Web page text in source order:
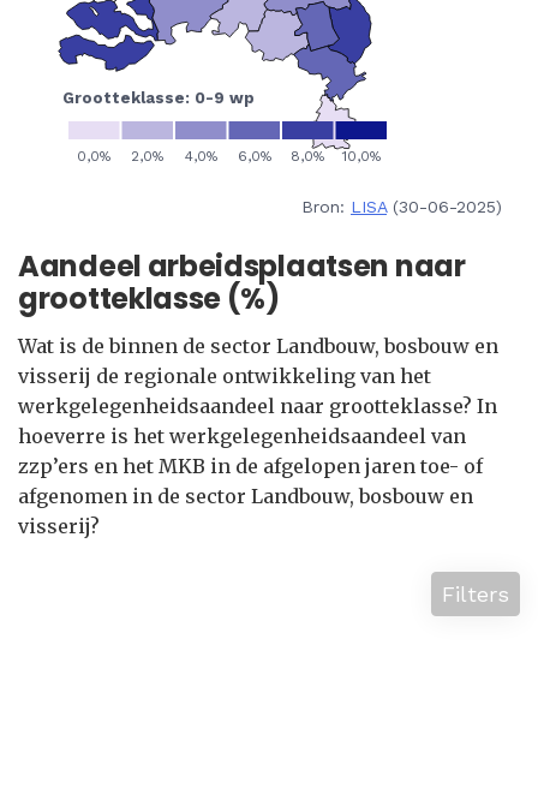
Bron: LISA(30-06-2025)
Aandeel arbeidsplaatsen naar
grootteklasse (%)
Wat is de binnen de sector Landbouw, bosbouw en
visserij de regionale ontwikkeling van het
werkgelegenheidsaandeel naar grootteklasse? In
hoeverre is het werkgelegenheidsaandeel van
zzp’ers en het MKB in de afgelopen jaren toe- of
afgenomen in de sector Landbouw, bosbouw en
visserij?
Filters